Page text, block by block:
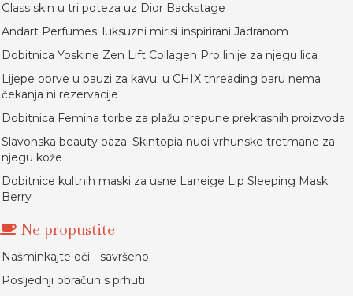
Glass skin u tri poteza uz Dior Backstage
Andart Perfumes: luksuzni mirisi inspirirani Jadranom
Dobitnica Yoskine Zen Lift Collagen Pro linije za njegu lica
Lijepe obrve u pauzi za kavu: u CHIX threading baru nema
čekanja ni rezervacije
Dobitnica Femina torbe za plažu prepune prekrasnih proizvoda
Slavonska beauty oaza: Skintopia nudi vrhunske tretmane za
njegu kože
Dobitnice kultnih maski za usne Laneige Lip Sleeping Mask
Berry
Ne propustite
Našminkajte oči - savršeno
Posljednji obračun s prhuti